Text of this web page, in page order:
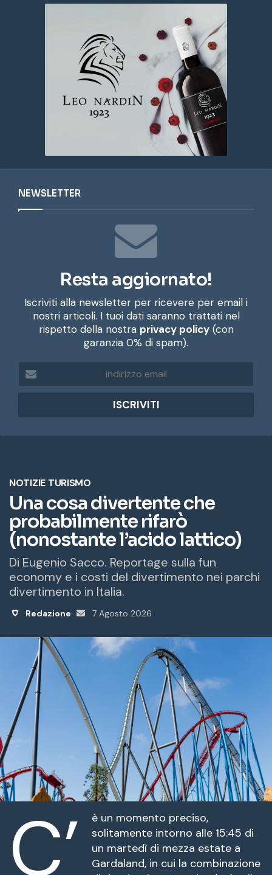
NEWSLETTER
Resta aggiornato!
Iscriviti alla newsletter per ricevere per email i
nostri articoli. I tuoi dati saranno trattati nel
rispetto della nostra privacy policy(con
garanzia 0% di spam).
d
r
e
m
a
i
l